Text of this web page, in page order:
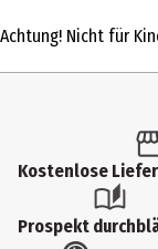
Produkttyp
6 Jahre
Artikelnummer des
93563
Achtung! Nicht für
Kostenlose
Prospekt